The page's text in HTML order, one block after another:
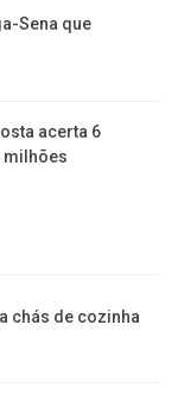
Sena que
acerta 6
milhões
chás de cozinha